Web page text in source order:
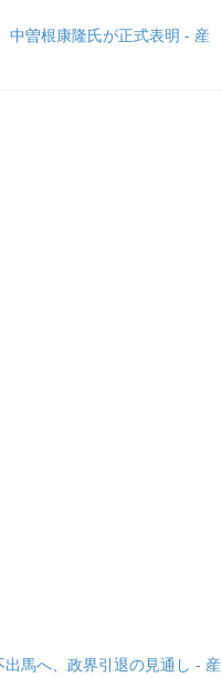
中曽根康隆氏が正式表明 - 産
馬へ、政界引退の見通し - 産